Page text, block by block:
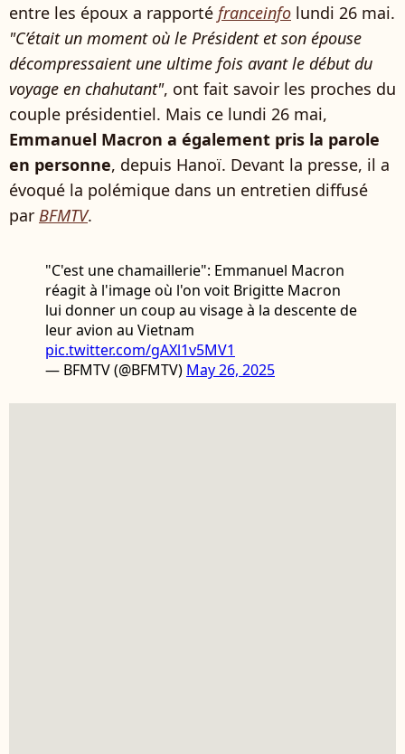
entre les époux a rapporté franceinfo lundi 26 mai.
"C’était un moment où le Président et son épouse
décompressaient une ultime fois avant le début du
voyage en chahutant", ont fait savoir les proches du
couple présidentiel. Mais ce lundi 26 mai,
Emmanuel Macron a également pris la parole
en personne, depuis Hanoï. Devant la presse, il a
évoqué la polémique dans un entretien diffusé
par BFMTV.
"C'est une chamaillerie": Emmanuel Macron
réagit à l'image où l'on voit Brigitte Macron
lui donner un coup au visage à la descente de
leur avion au Vietnam
pic.twitter.com/gAXl1v5MV1
— BFMTV (@BFMTV) May 26, 2025